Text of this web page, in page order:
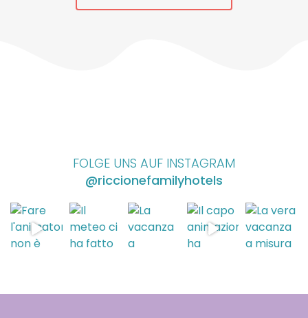
FOLGE UNS AUF INSTAGRAM
@riccionefamilyhotels